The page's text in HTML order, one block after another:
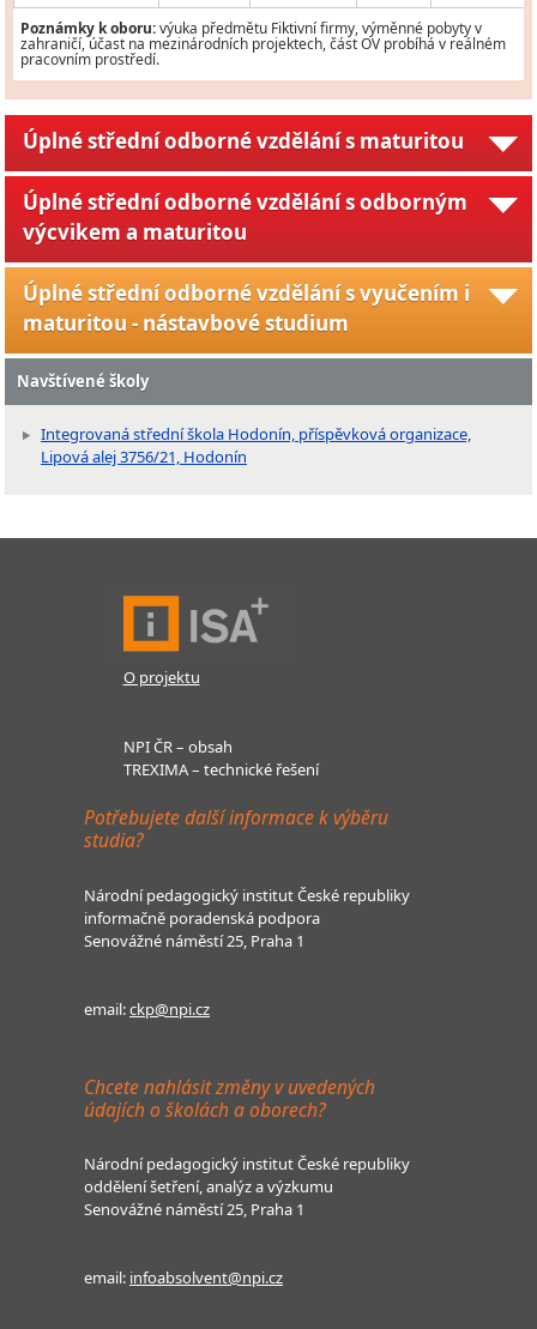
Poznámky k oboru:výuka předmětu Fiktivní firmy, výměnné pobyty v
zahraničí, účast na mezinárodních projektech, část OV probíhá v reálném
pracovním prostředí.
Úplné střední odborné vzdělání s maturitou
Úplné střední odborné vzdělání s odborným
výcvikem a maturitou
Úplné střední odborné vzdělání s vyučením i
maturitou - nástavbové studium
Navštívené školy
Integrovaná střední škola Hodonín, příspěvková organizace,
Lipová alej 3756/21, Hodonín
O projektu
NPI ČR – obsah
TREXIMA – technické řešení
Potřebujete další informace k výběru
studia?
Národní pedagogický institut České republiky
informačně poradenská podpora
Senovážné náměstí 25, Praha 1
email:ckp@npi.cz
Chcete nahlásit změny v uvedených
údajích o školách a oborech?
Národní pedagogický institut České republiky
oddělení šetření, analýz a výzkumu
Senovážné náměstí 25, Praha 1
email: infoabsolvent@npi.cz